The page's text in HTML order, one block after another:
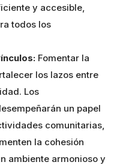
y accesible,
todos los
Fomentar la
los lazos entre
Los
un papel
comunitarias,
la cohesión
ambiente armonioso y